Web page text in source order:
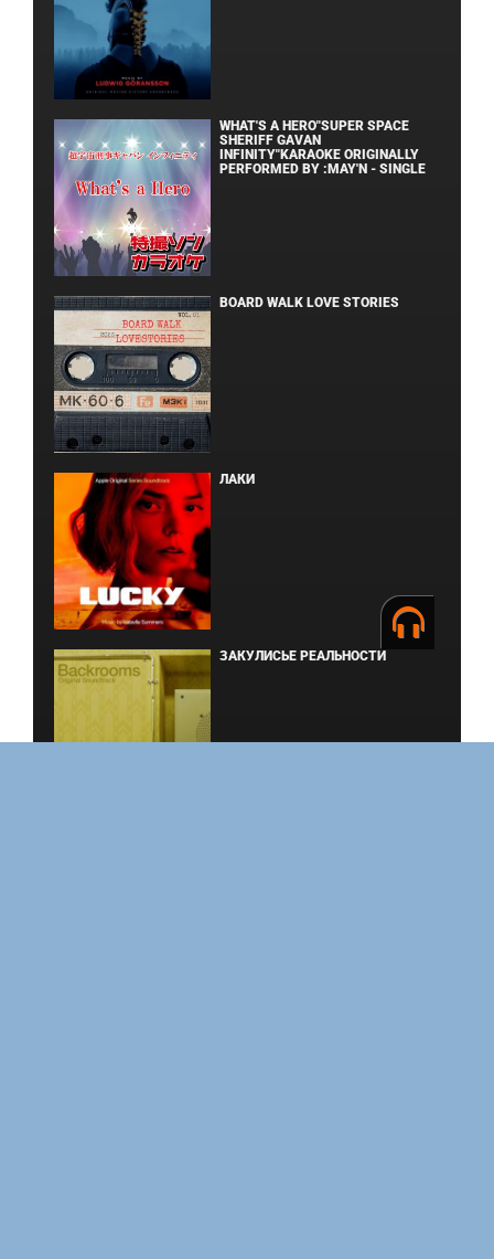
WHAT'S A HERO"SUPER SPACE
SHERIFF GAVAN
INFINITY"KARAOKE ORIGINALLY
PERFORMED BY :MAY'N - SINGLE
BOARD WALK LOVE STORIES
ЛАКИ
ЗАКУЛИСЬЕ РЕАЛЬНОСТИ